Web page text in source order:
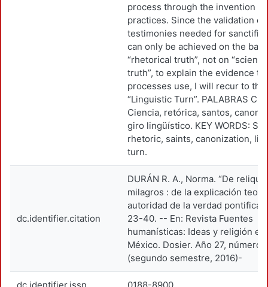
process through the invention
practices. Since the validation of
testimonies needed for
can only be achieved on the
“rhetorical truth”, not on
truth”, to explain the evidence
processes use, I will recur to the
“Linguistic Turn”. PALABRAS
Ciencia, retórica, santos,
giro lingüístico. KEY WORDS:
rhetoric, saints, canonization,
turn.
dc.identifier.citation
DURÁN R. A., Norma. “De
milagros : de la explicación
autoridad de la verdad
23-40. -- En: Revista Fuentes
humanísticas: Ideas y religión en
México. Dosier. Año 27, número
(segundo semestre, 2016)-